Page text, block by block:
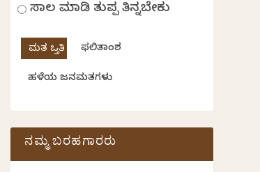
ಸಾಲ ಮಾಡಿ ತುಪ್ಪ ತಿನ್ನಬೇಕು
ಫಲಿತಾಂಶ
ಹಳೆಯ ಜನಮತಗಳು
ನಮ್ಮ ಬರಹಗಾರರು